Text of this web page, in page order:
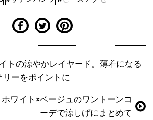
トの涼やかレイヤード。薄着になる
ーをポイントに
ワイト×ベージュのワントーンコ
ーデで涼しげにまとめて